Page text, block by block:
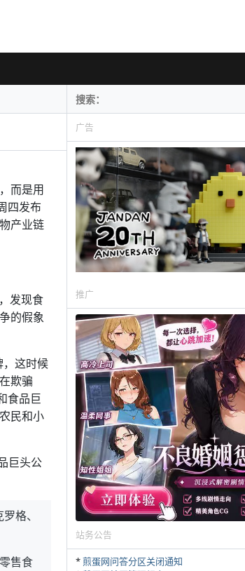
而是用
四发布
产业链
发现食
的假象
，这时候
欺骗
食品巨
民和小
巨头公
格、
售食
广告
推广
站务公告
*煎蛋网问答分区关闭通知